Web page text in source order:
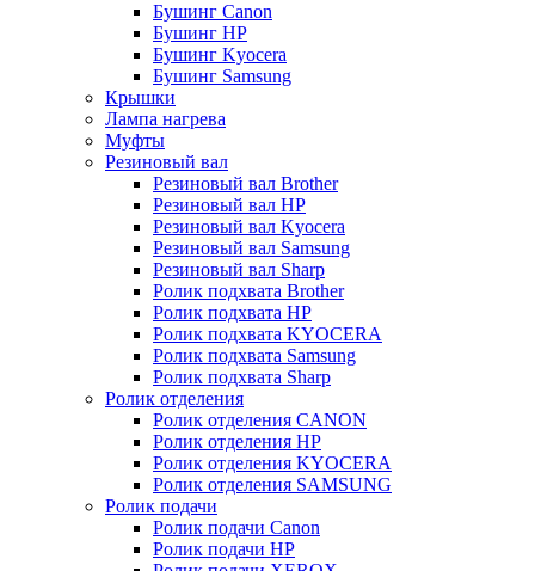
Бушинг Canon
Бушинг HP
Бушинг Kyocera
Бушинг Samsung
Крышки
Лампа нагрева
Муфты
Резиновый вал
Резиновый вал Brother
Резиновый вал HP
Резиновый вал Kyocera
Резиновый вал Samsung
Резиновый вал Sharp
Ролик подхвата Brother
Ролик подхвата HP
Ролик подхвата KYOCERA
Ролик подхвата Samsung
Ролик подхвата Sharp
Ролик отделения
Ролик отделения CANON
Ролик отделения HP
Ролик отделения KYOCERA
Ролик отделения SAMSUNG
Ролик подачи
Ролик подачи Canon
Ролик подачи HP